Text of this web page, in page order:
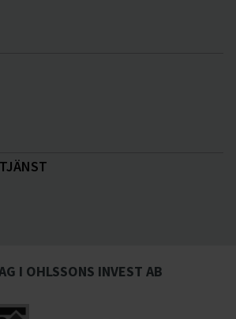
I OHLSSONS INVEST AB